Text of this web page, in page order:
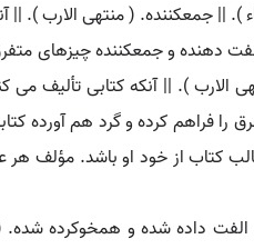
|| جمعکننده. ( منتهی الارب ). ||
دهنده و جمعکننده چیزهای
). || آنکه کتابی تألیف می
فراهم کرده و گرد هم آورده
از خود او باشد. مؤلف هر
داده شده و همخوکرده شده. (